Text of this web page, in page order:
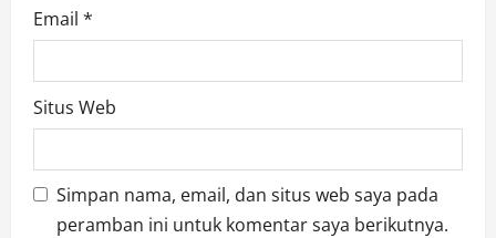
Email *
Situs Web
Simpan nama, email, dan situs web saya pada
peramban ini untuk komentar saya berikutnya.